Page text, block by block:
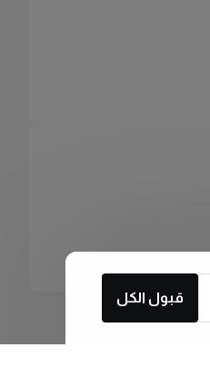
قبول الكل